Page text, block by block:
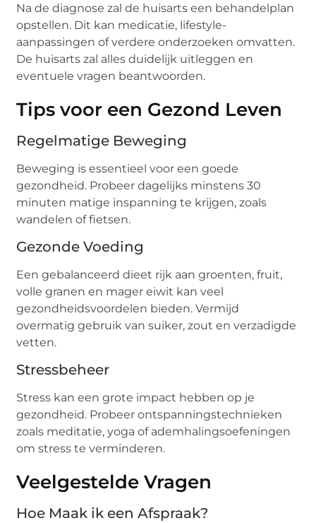
Na de diagnose zal de huisarts een behandelplan
opstellen. Dit kan medicatie, lifestyle-
aanpassingen of verdere onderzoeken omvatten.
De huisarts zal alles duidelijk uitleggen en
eventuele vragen beantwoorden.
Tips voor een Gezond Leven
Regelmatige Beweging
Beweging is essentieel voor een goede
gezondheid. Probeer dagelijks minstens 30
minuten matige inspanning te krijgen, zoals
wandelen of fietsen.
Gezonde Voeding
Een gebalanceerd dieet rijk aan groenten, fruit,
volle granen en mager eiwit kan veel
gezondheidsvoordelen bieden. Vermijd
overmatig gebruik van suiker, zout en verzadigde
vetten.
Stressbeheer
Stress kan een grote impact hebben op je
gezondheid. Probeer ontspanningstechnieken
zoals meditatie, yoga of ademhalingsoefeningen
om stress te verminderen.
Veelgestelde Vragen
Hoe Maak ik een Afspraak?